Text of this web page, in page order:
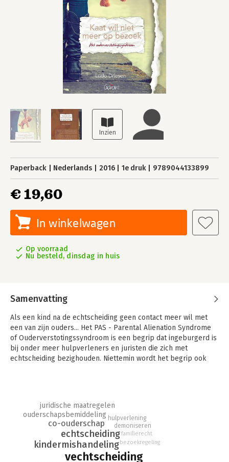
Paperback Nederlands 2016 1e druk 9789044133899
€ 19,60
In winkelwagen
Op voorraad
Nu besteld, dinsdag in huis
Samenvatting
Als een kind na de echtscheiding geen contact meer wil met
een van zijn ouders... Het PAS - Parental Alienation Syndrome
of Ouderverstotingssyndroom is een begrip dat ingeburgerd is
bij onder meer hulpverleners en juristen die zich met
echtscheiding bezighouden. Niettemin wordt het begrip ook
loyaliteitsconflicten en zelfs als een vorm van
kindermishandeling.
Hoe kan het ouderverstotingssyndroom worden vastgesteld?
Zijn er juridische of psychologische oplossingen? En omdat de
ouders, de ex-partners, veruit het grootste aandeel hebben in
vechtscheiding
kindermishandeling
echtscheiding
co-ouderschap
ouderschapsbemiddeling
juridische maatregelen
hulpverlening
demoniseren
bezoekregeling
familierecht